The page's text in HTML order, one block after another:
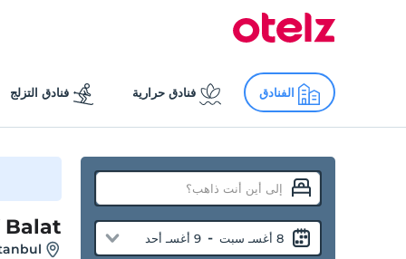
الفنادق فنادق حرارية فنادق التزلج
8 أغسـ سبت - 9 أغسـ أحد Balat